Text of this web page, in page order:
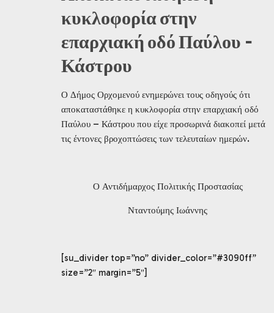
κυκλοφορία στην
επαρχιακή οδό Παύλου –
Κάστρου
Ο Δήμος Ορχομενού ενημερώνει τους οδηγούς ότι
αποκαταστάθηκε η κυκλοφορία στην επαρχιακή οδό
Παύλου – Κάστρου που είχε προσωρινά διακοπεί μετά
τις έντονες βροχοπτώσεις των τελευταίων ημερών.
Ο Αντιδήμαρχος Πολιτικής Προστασίας
Νταντούμης Ιωάννης
[su_divider top=”no” divider_color=”#3090ff”
size=”2″ margin=”5″]